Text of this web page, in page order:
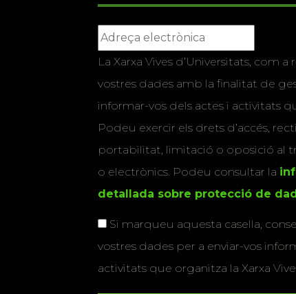
La Xarxa Vives d’Universitats, com
vostres dades amb la finalitat de
informar-vos dels actes i activitats
Podeu exercir els drets d’accés,
portabilitat, limitació o oposició al
o electrònics. Podeu consultar la
detallada sobre protecció de
Si marqueu aquesta casella,
vostres dades per a enviar-vos
activitats que organitza la Xarxa